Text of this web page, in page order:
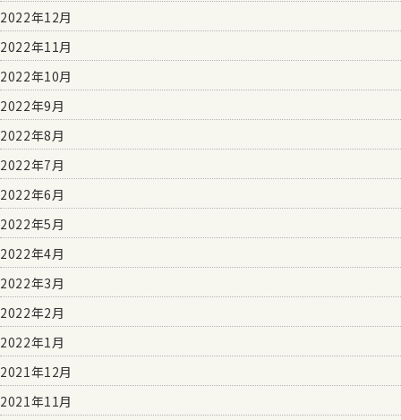
2022年12月
2022年11月
2022年10月
2022年9月
2022年8月
2022年7月
2022年6月
2022年5月
2022年4月
2022年3月
2022年2月
2022年1月
2021年12月
2021年11月